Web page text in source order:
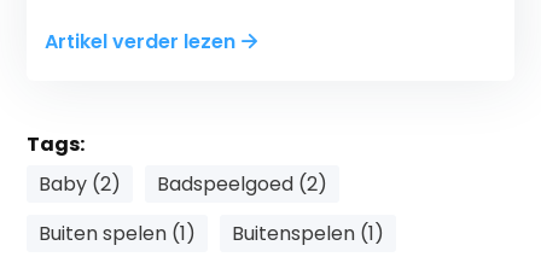
Artikel verder lezen
Tags:
Baby (2)
Badspeelgoed (2)
Buiten spelen (1)
Buitenspelen (1)